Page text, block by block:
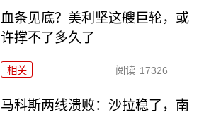
血条见底？美利坚这艘巨轮，或
许撑不了多久了
相关 阅读 17326
马科斯两线溃败：沙拉稳了，南